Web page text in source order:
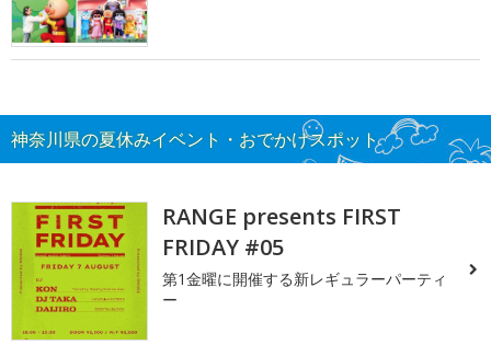
神奈川県の夏休みイベント・おでかけスポット
RANGE presents FIRST
FRIDAY #05
第1金曜に開催する新レギュラーパーティ
ー